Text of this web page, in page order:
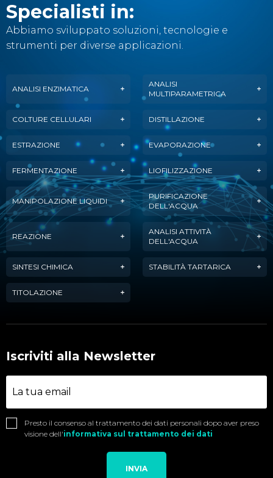
Specialisti in:
Abbiamo sviluppato soluzioni, tecnologie e
strumenti per diverse applicazioni.
ANALISI ENZIMATICA
ANALISI
MULTIPARAMETRICA
COLTURE CELLULARI DISTILLAZIONE
ESTRAZIONE EVAPORAZIONE
FERMENTAZIONE LIOFILIZZAZIONE
MANIPOLAZIONE LIQUIDI
PURIFICAZIONE
DELL'ACQUA
REAZIONE
ANALISI ATTIVITÀ
DELL'ACQUA
SINTESI CHIMICA STABILITÀ TARTARICA
TITOLAZIONE
Iscriviti alla Newsletter
Presto il consenso al trattamento dei dati personali dopo aver preso
visione dell'informativa sul trattamento dei dati
INVIA